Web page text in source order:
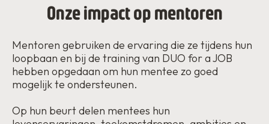
Onze impact op mentoren
Mentoren gebruiken de ervaring die ze tijdens hun
loopbaan en bij de training van DUO for a JOB
hebben opgedaan om hun mentee zo goed
mogelijk te ondersteunen.
Op hun beurt delen mentees hun